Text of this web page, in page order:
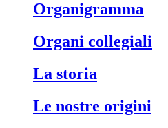
organigramma
organi collegiali
la storia
le nostre origini